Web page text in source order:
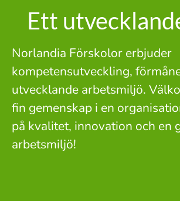
Ett
Norlandia Förskolor erbjuder
kompetensutveckling,
utvecklande arbetsmiljö.
fin gemenskap i en
på kvalitet, innovation och en
arbetsmiljö!